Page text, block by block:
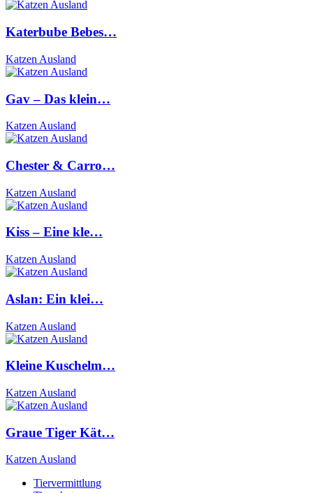
Katerbube Bebes…
Katzen Ausland
Gav – Das klein…
Katzen Ausland
Chester & Carro…
Katzen Ausland
Kiss – Eine kle…
Katzen Ausland
Aslan: Ein klei…
Katzen Ausland
Kleine Kuschelm…
Katzen Ausland
Graue Tiger Kät…
Katzen Ausland
Tiervermittlung